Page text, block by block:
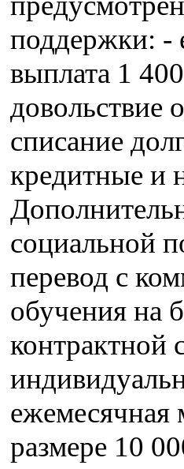
поддержки: -
выплата 1
довольствие
списание
кредитные и
социальной
перевод с
обучения на
контрактной
ежемесячная
размере 10